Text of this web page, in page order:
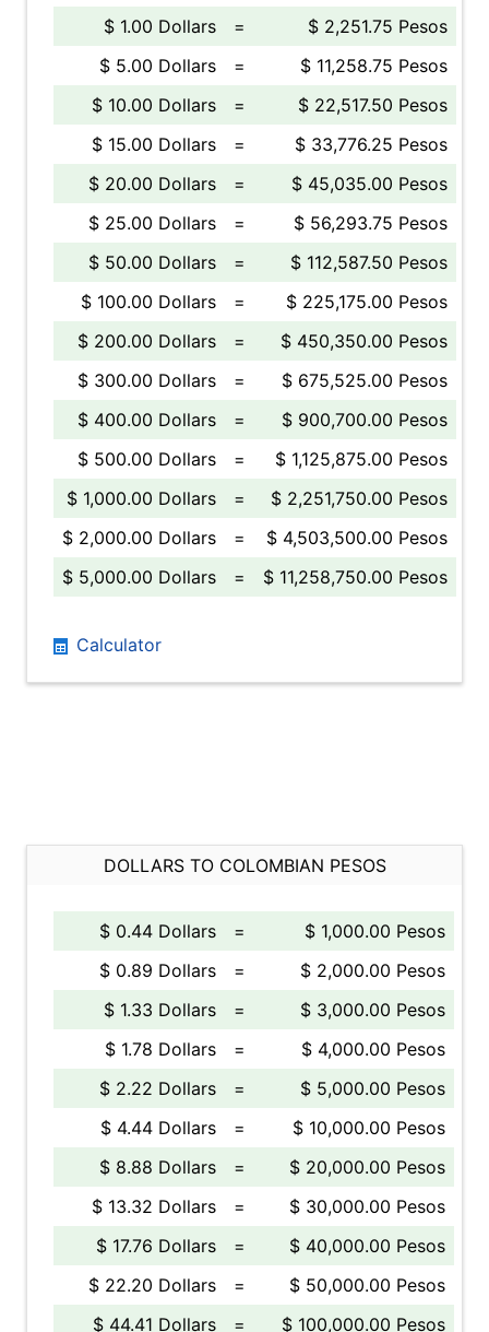
$ 1.00 Dollars =
$ 2,251.75 Pesos
$ 5.00 Dollars
=
$ 11,258.75 Pesos
$ 10.00 Dollars
=
$ 22,517.50 Pesos
$ 15.00 Dollars
=
$ 33,776.25 Pesos
$ 20.00 Dollars
=
$ 45,035.00 Pesos
$ 25.00 Dollars
=
$ 56,293.75 Pesos
$ 50.00 Dollars
=
$ 112,587.50 Pesos
$ 100.00 Dollars
=
$ 225,175.00 Pesos
$ 200.00 Dollars
=
$ 450,350.00 Pesos
$ 300.00 Dollars
=
$ 675,525.00 Pesos
$ 400.00 Dollars
=
$ 900,700.00 Pesos
$ 500.00 Dollars
=
$ 1,125,875.00 Pesos
$ 1,000.00 Dollars
=
$ 2,251,750.00 Pesos
$ 2,000.00 Dollars
=
$ 4,503,500.00 Pesos
$ 5,000.00 Dollars
= $ 11,258,750.00 Pesos
Calculator
DOLLARS TO COLOMBIAN PESOS
$ 0.44 Dollars =
$ 1,000.00 Pesos
$ 0.89 Dollars
=
$ 2,000.00 Pesos
$ 1.33 Dollars
=
$ 3,000.00 Pesos
$ 1.78 Dollars
=
$ 4,000.00 Pesos
$ 2.22 Dollars
=
$ 5,000.00 Pesos
$ 4.44 Dollars
=
$ 10,000.00 Pesos
$ 8.88 Dollars
=
$ 20,000.00 Pesos
$ 13.32 Dollars
=
$ 30,000.00 Pesos
$ 17.76 Dollars
=
$ 40,000.00 Pesos
$ 22.20 Dollars
=
$ 50,000.00 Pesos
$ 44.41 Dollars
= $ 100,000.00 Pesos